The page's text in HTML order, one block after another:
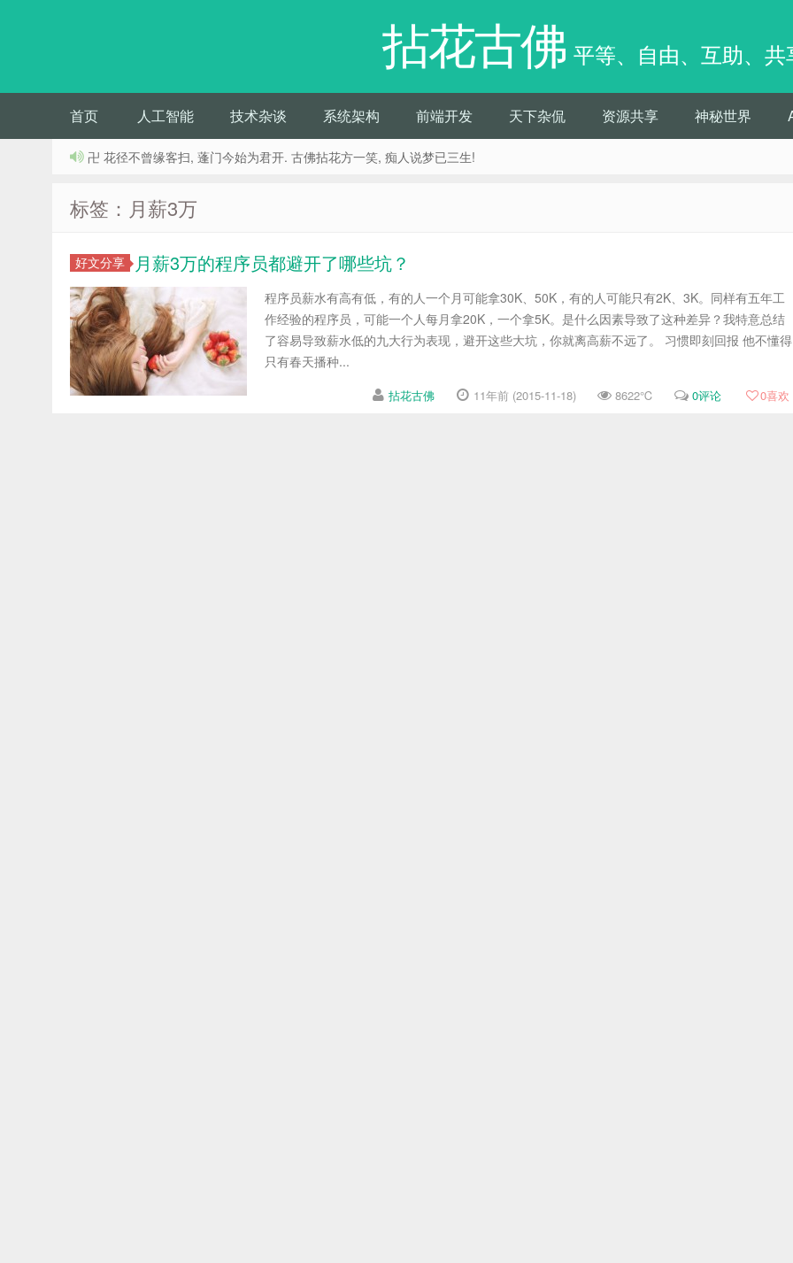
拈花古佛 平等、自由、互助、共
首页 人工智能 技术杂谈 系统架构 前端开发 天下杂侃 资源共享 神秘世界
卍 花径不曾缘客扫, 蓬门今始为君开. 古佛拈花方一笑, 痴人说梦已三生!
标签：月薪3万
好文分享 月薪3万的程序员都避开了哪些坑？
程序员薪水有高有低，有的人一个月可能拿30K、50K，有的人可能只有2K、3K。同样有五年工
作经验的程序员，可能一个人每月拿20K，一个拿5K。是什么因素导致了这种差异？我特意总结
了容易导致薪水低的九大行为表现，避开这些大坑，你就离高薪不远了。 习惯即刻回报 他不懂得
只有春天播种...
拈花古佛 11年前 (2015-11-18) 8622℃ 0评论 0喜欢